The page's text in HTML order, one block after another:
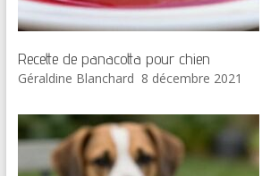
Recette de panacotta pour chien
Géraldine Blanchard 8 décembre 2021